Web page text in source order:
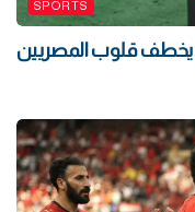
SPORTS
يخطف قلوب المصريين